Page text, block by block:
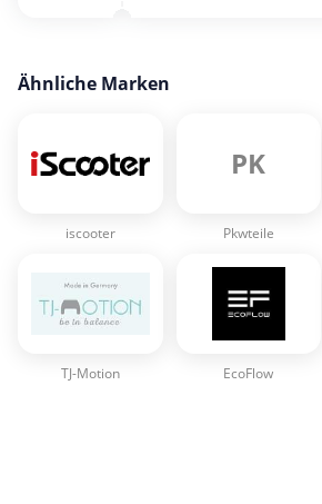
Ähnliche Marken
iscooter
PK
Pkwteile
TJ-Motion EcoFlow